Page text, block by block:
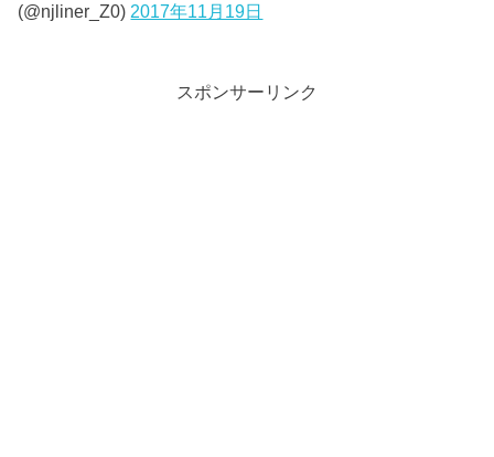
(@njliner_Z0) 2017年11月19日
スポンサーリンク